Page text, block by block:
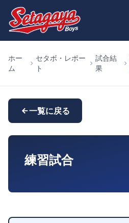
ホー
ム
セタボ・レポー
ト
試合結
果
一覧に戻る
練習試合